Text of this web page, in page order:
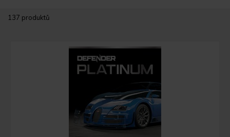
137 produktů